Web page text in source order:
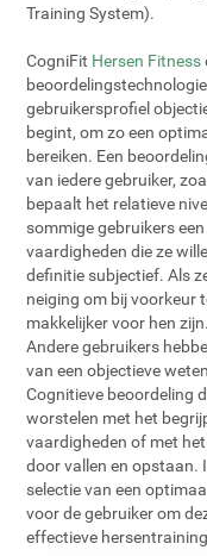
Training System).
CogniFit Hersen Fitness
gebruikersprofiel
begint, om zo een
bereiken. Een
van iedere gebruiker,
bepaalt het relatieve
sommige gebruikers
vaardigheden die ze
definitie subjectief. Als
neiging om bij voorkeur
makkelijker voor hen zijn.
Andere gebruikers
van een objectieve
Cognitieve beoordeling
worstelen met het
vaardigheden of met
door vallen en opstaan.
selectie van een
voor de gebruiker om
effectieve